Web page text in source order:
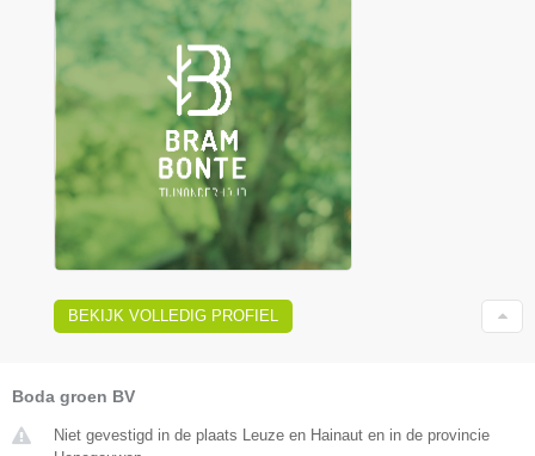
BEKIJK VOLLEDIG PROFIEL
Boda groen BV
Niet gevestigd in de plaats Leuze en Hainaut en in de provincie